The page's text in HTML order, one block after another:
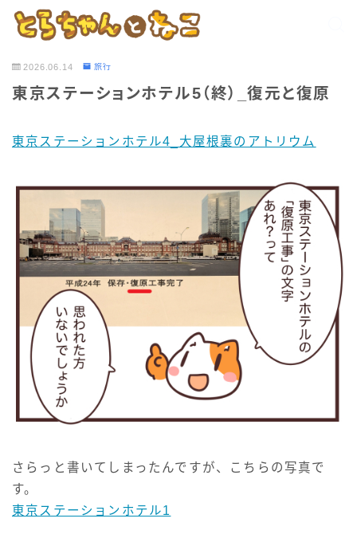
2026.06.14 旅行
東京ステーションホテル5（終）_復元と復原
東京ステーションホテル4_大屋根裏のアトリウム
さらっと書いてしまったんですが、こちらの写真で
す。
東京ステーションホテル1